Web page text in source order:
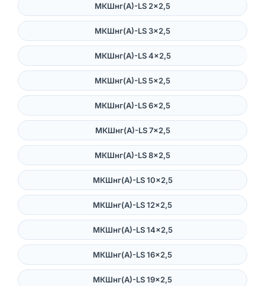
МКШнг(А)-LS 2×2,5
МКШнг(А)-LS 3×2,5
МКШнг(А)-LS 4×2,5
МКШнг(А)-LS 5×2,5
МКШнг(А)-LS 6×2,5
МКШнг(А)-LS 7×2,5
МКШнг(А)-LS 8×2,5
МКШнг(А)-LS 10×2,5
МКШнг(А)-LS 12×2,5
МКШнг(А)-LS 14×2,5
МКШнг(А)-LS 16×2,5
МКШнг(А)-LS 19×2,5